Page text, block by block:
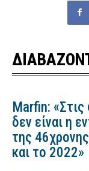
Marfin:
δεν είναι η
της
και το 2022»